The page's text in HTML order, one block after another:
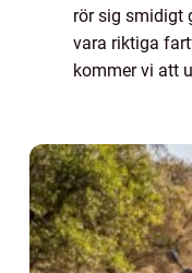
rör sig smidigt
vara riktiga
kommer vi att